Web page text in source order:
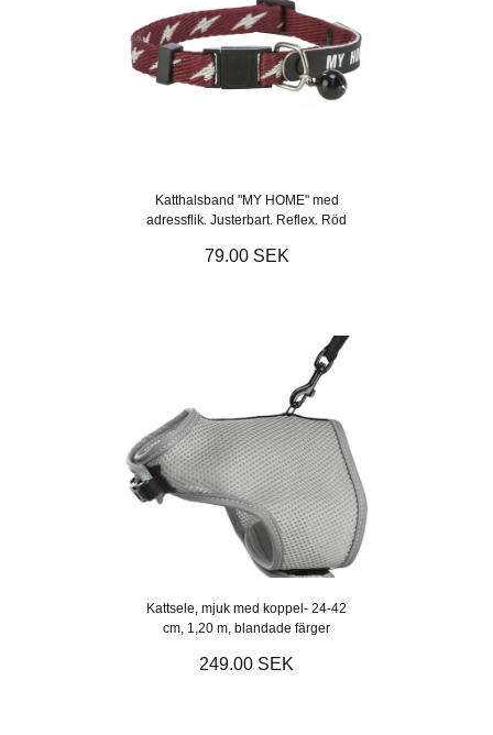
Katthalsband "MY HOME" med
adressflik. Justerbart. Reflex. Röd
79.00 SEK
Kattsele, mjuk med koppel- 24-42
cm, 1,20 m, blandade färger
249.00 SEK